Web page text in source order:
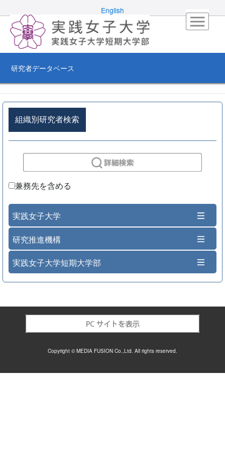
English
研究者データベース
組織別研究者検索
兼務先を含める
実践女子大学
研究推進機構
実践女子大学短期大学部
Copyright © MEDIA FUSION Co.,Ltd. All rights reserved.